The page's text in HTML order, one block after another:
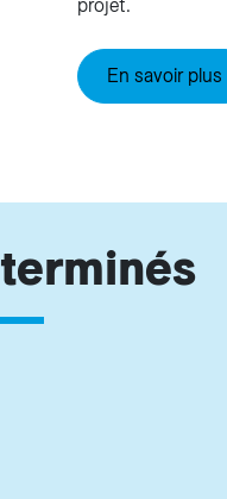
projet.
En savoir plus
terminés